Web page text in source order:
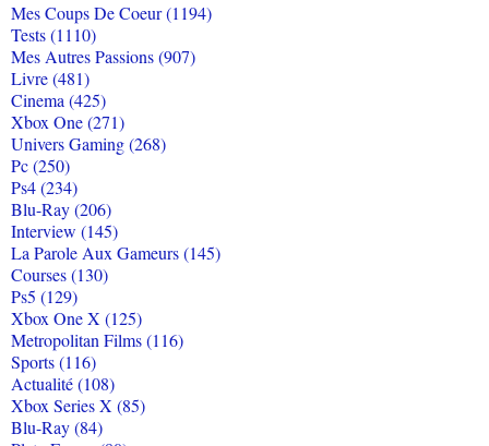
Mes Coups De Coeur (1194)
Tests (1110)
Mes Autres Passions (907)
Livre (481)
Cinema (425)
Xbox One (271)
Univers Gaming (268)
Pc (250)
Ps4 (234)
Blu-Ray (206)
Interview (145)
La Parole Aux Gameurs (145)
Courses (130)
Ps5 (129)
Xbox One X (125)
Metropolitan Films (116)
Sports (116)
Actualité (108)
Xbox Series X (85)
Blu-Ray (84)